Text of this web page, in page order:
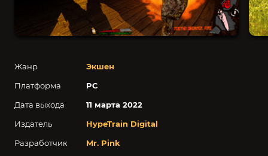
Жанр
Экшен
Платформа
PC
Дата выхода
11 марта 2022
Издатель
HypeTrain Digital
Разработчик
Mr. Pink